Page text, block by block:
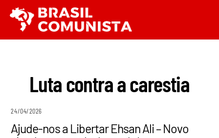
para
o
Luta contra a carestia
24/04/2026
Ajude-nos a Libertar Ehsan Ali – Novo